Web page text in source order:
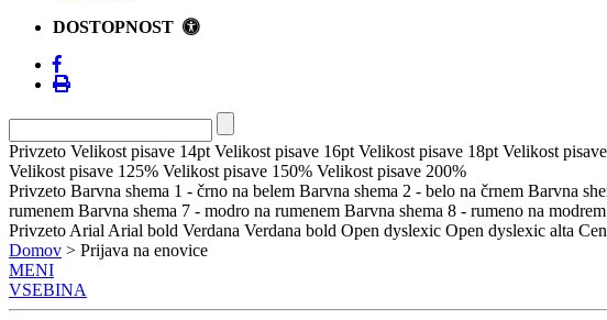
DOSTOPNOST
Privzeto Velikost pisave 14pt Velikost pisave 16pt Velikost pisave 18pt Velikost
Velikost pisave 125% Velikost pisave 150% Velikost pisave 200%
Privzeto Barvna shema 1 - črno na belem Barvna shema 2 - belo na črnem Barvna
rumenem Barvna shema 7 - modro na rumenem Barvna shema 8 - rumeno na modrem
Privzeto Arial Arial bold Verdana Verdana bold Open dyslexic Open dyslexic alta
Domov > Prijava na enovice
MENI
VSEBINA